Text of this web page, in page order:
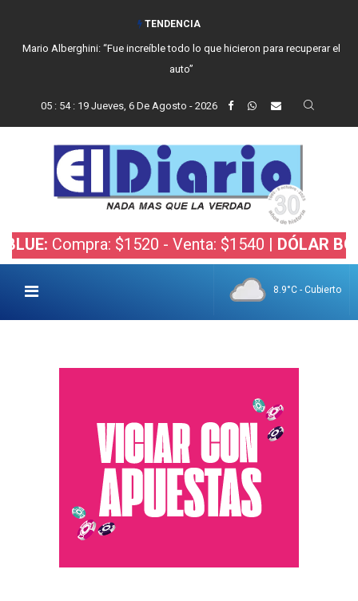
TENDENCIA
Mario Alberghini: “Fue increíble todo lo que hicieron para recuperar el
auto”
05: 54: 21 Jueves, 6 De Agosto - 2026
$1520 - Venta: $1540 |DÓLAR BOLSA:
8.9°C - Cubierto